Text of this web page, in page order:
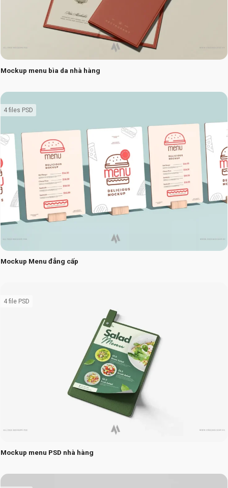
Mockup menu bìa da nhà hàng
Mockup Menu đẳng cấp
4 files PSD
Mockup menu PSD nhà hàng
4 file PSD